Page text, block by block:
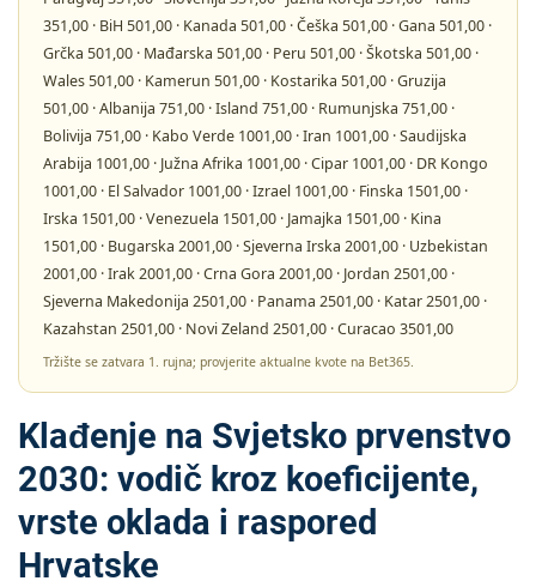
351,00 · BiH 501,00 · Kanada 501,00 · Češka 501,00 · Gana 501,00 ·
Grčka 501,00 · Mađarska 501,00 · Peru 501,00 · Škotska 501,00 ·
Wales501,00 · Kamerun 501,00 · Kostarika 501,00 · Gruzija
501,00 · Albanija 751,00 · Island 751,00 · Rumunjska 751,00 ·
Bolivija 751,00 · Kabo Verde 1001,00 · Iran 1001,00 · Saudijska
Arabija 1001,00 · Južna Afrika 1001,00 · Cipar 1001,00 · DR Kongo
1001,00 · El Salvador 1001,00 · Izrael 1001,00 · Finska 1501,00 ·
Irska 1501,00 · Venezuela 1501,00 · Jamajka 1501,00 · Kina
1501,00 · Bugarska 2001,00 · Sjeverna Irska 2001,00 · Uzbekistan
2001,00 · Irak2001,00 · Crna Gora 2001,00 · Jordan 2501,00 ·
Sjeverna Makedonija 2501,00 · Panama 2501,00 · Katar2501,00 ·
Kazahstan 2501,00 · Novi Zeland 2501,00 · Curacao 3501,00
Tržište se zatvara 1. rujna; provjerite aktualne kvote na Bet365.
Klađenje na Svjetsko prvenstvo
2030: vodič kroz koeficijente,
vrste oklada i raspored
Hrvatske